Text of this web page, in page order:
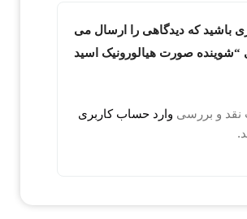
باشید که دیدگاهی را ارسال می
“شوینده صورت هیالورونیک اسید
نقد و بررسی وارد حساب کاربری